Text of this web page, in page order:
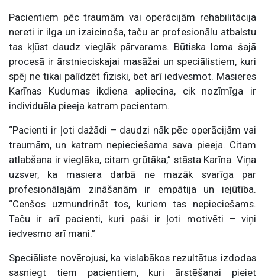
Pacientiem pēc traumām vai operācijām rehabilitācija
nereti ir ilga un izaicinoša, taču ar profesionālu atbalstu
tas kļūst daudz vieglāk pārvarams. Būtiska loma šajā
procesā ir ārstnieciskajai masāžai un speciālistiem, kuri
spēj ne tikai palīdzēt fiziski, bet arī iedvesmot. Masieres
Karīnas Kudumas ikdiena apliecina, cik nozīmīga ir
individuāla pieeja katram pacientam.
“Pacienti ir ļoti dažādi – daudzi nāk pēc operācijām vai
traumām, un katram nepieciešama sava pieeja. Citam
atlabšana ir vieglāka, citam grūtāka,” stāsta Karīna. Viņa
uzsver, ka masiera darbā ne mazāk svarīga par
profesionālajām zināšanām ir empātija un iejūtība.
“Cenšos uzmundrināt tos, kuriem tas nepieciešams.
Taču ir arī pacienti, kuri paši ir ļoti motivēti – viņi
iedvesmo arī mani.”
Speciāliste novērojusi, ka vislabākos rezultātus izdodas
sasniegt tiem pacientiem, kuri ārstēšanai pieiet